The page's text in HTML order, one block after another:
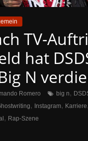
TV-
hat
N
Romero big n,
, Instagram, Karriere,
, Rap-Szene